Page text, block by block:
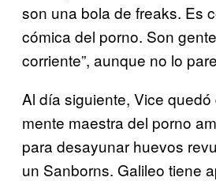
son una bola de freaks. Es
cómica del porno. Son
corriente”, aunque no lo
Al día siguiente, Vice
mente maestra del porno
para desayunar huevos
un Sanborns. Galileo tiene